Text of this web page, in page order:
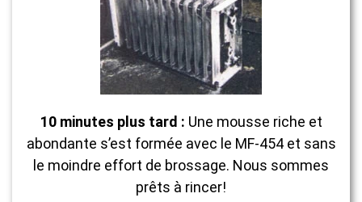
10 minutes plus tard : Une mousse riche et
abondante s’est formée avec le MF-454 et sans
le moindre effort de brossage. Nous sommes
prêts à rincer!